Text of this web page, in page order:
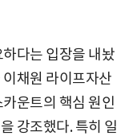
다는 입장을 내놨
채원 라이프자산
운트의 핵심 원인
강조했다. 특히 일